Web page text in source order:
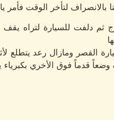
بالانصراف لتأخر الوقت فأمر
ثم دلفت للسيارة لتراه يقف
القصر ومازال رعد يتطلع
وضعاً قدماً فوق الأخري